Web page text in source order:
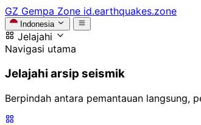
GZ Gempa Zone id.earthquakes.zone
Indonesia
Jelajahi
Navigasi utama
Jelajahi arsip seismik
Berpindah antara pemantauan langsung,